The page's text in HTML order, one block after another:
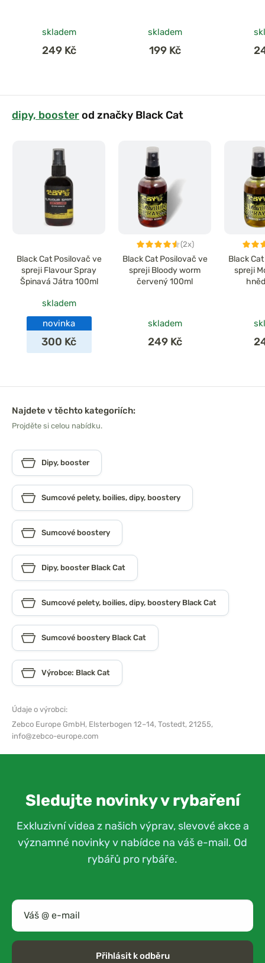
skladem
249 Kč
skladem
199 Kč
dipy, boosterod značky Black Cat
Black Cat Posilovač ve
spreji Flavour Spray
Špinavá Játra 100ml
skladem
novinka
300 Kč
(2x)
Black Cat Posilovač ve
spreji Bloody worm
červený 100ml
skladem
249 Kč
Black
spreji
Najdete v těchto kategoriích:
Projděte si celou nabídku.
Dipy, booster
Sumcové pelety, boilies, dipy, boostery
Sumcové boostery
Dipy, booster Black Cat
Sumcové pelety, boilies, dipy, boostery Black Cat
Sumcové boostery Black Cat
Výrobce: Black Cat
Údaje o výrobci:
Zebco Europe GmbH, Elsterbogen 12–14, Tostedt, 21255,
info@zebco-europe.com
Sledujte novinky v rybaření
Exkluzivní videa z našich výprav, slevové akce a
významné novinky v nabídce na váš e-mail. Od
rybářů pro rybáře.
Přihlásit k odběru